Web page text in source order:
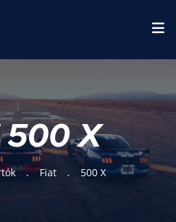
500 X
Fiat 500 X